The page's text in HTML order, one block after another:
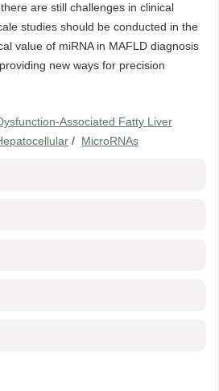
are still challenges in clinical
studies should be conducted in the
value of miRNA in MAFLD diagnosis
new ways for precision
Associated Fatty Liver
/ MicroRNAs